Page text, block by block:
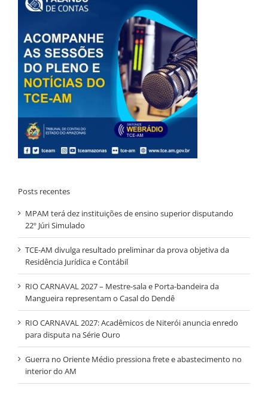
Posts recentes
MPAM terá dez instituições de ensino superior disputando
22º Júri Simulado
TCE-AM divulga resultado preliminar da prova objetiva da
Residência Jurídica e Contábil
RIO CARNAVAL 2027 – Mestre-sala e Porta-bandeira da
Mangueira representam o Casal do Dendê
RIO CARNAVAL 2027: Acadêmicos de Niterói anuncia enredo
para disputa na Série Ouro
Guerra no Oriente Médio pressiona frete e abastecimento no
interior do AM